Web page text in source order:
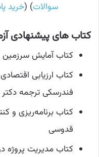
سوالات) (خرید
کتاب های پیشنهادی
کتاب آمایش سرزمین
کتاب ارزیابی
فندرسکی ترجمه
کتاب برنامه‌ریزی و
قدوسی
کتاب مدیریت پروژه